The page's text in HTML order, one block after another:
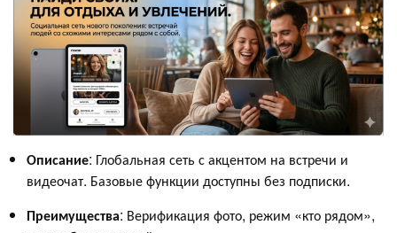
Описание: Глобальная сеть с акцентом на встречи и
видеочат. Базовые функции доступны без подписки.
Преимущества: Верификация фото, режим «кто рядом»,